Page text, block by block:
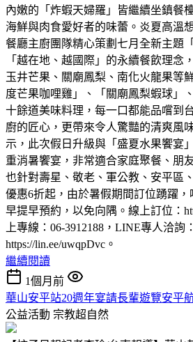
內嫩的「炸蝦天婦羅」皆繼續坐鎮餐
海鮮與肉食愛好者的味蕾。炎夏高溫
餐廳主廚團隊精心策劃七月全新主題
「越在地、越國際」的永續餐飲理念
玉井芒果、關廟鳳梨、南化火龍果等
度芒果咖哩雞」、「關廟鳳梨蝦球」
十餘道美味料理，每一口都能品嚐到
廚的匠心，更帶來令人驚豔的清爽風
示，此次假日升級與「盛夏水果饗宴
重消暑饗宴，非常適合家庭聚餐、朋
也針對壽星、敬老、軍公教、安平區
優惠6折起，由於暑假期間訂位踴躍
早提早預約，以免向隅。線上訂位：
上專線：06-3912188，LINE專人洽詢：
https://lin.ee/uwqpDvc。
繼續閱讀
1個月前
華山安平站20週年宴請長輩遊覽安平
公益活動 宗教超自然